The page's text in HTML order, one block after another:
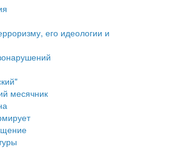
воздействия
проектирования
и застройки
территории
его идеологии и
месячник